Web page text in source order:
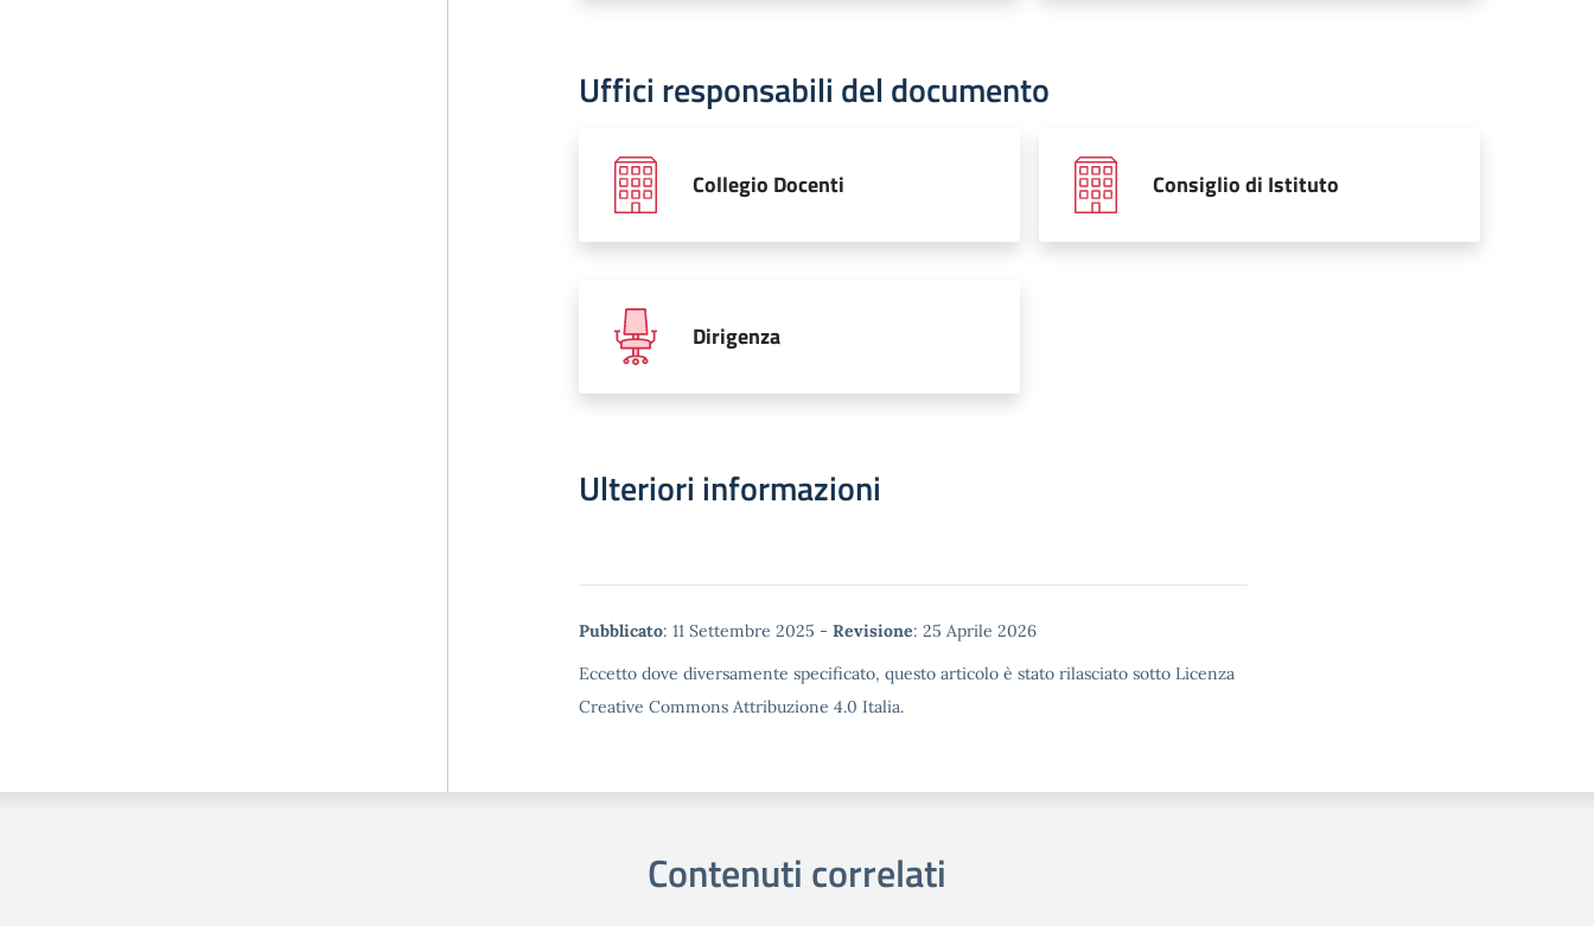
Uffici responsabili del documento
Collegio Docenti Consiglio di Istituto
Dirigenza
Ulteriori informazioni
Metadata
Pubblicato: 11 Settembre 2025 - Revisione: 25 Aprile 2026
Eccetto dove diversamente specificato, questo articolo è stato rilasciato sotto Licenza
Creative Commons Attribuzione 4.0 Italia.
Contenuti correlati